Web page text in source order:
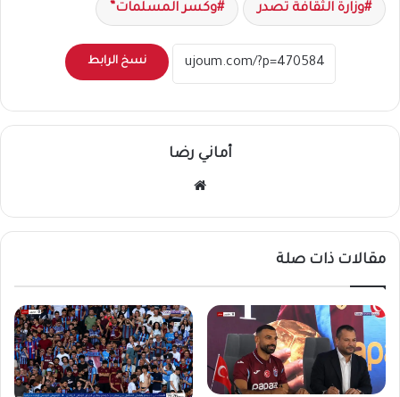
وزارة الثقافة تصدر وكسر المسلمات”
نسخ الرابط
أماني رضا
مقالات ذات صلة